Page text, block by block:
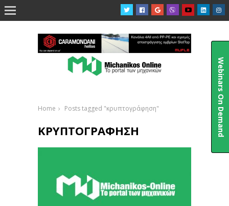

Home Posts tagged "κρυπτογράφηση"
ΚΡΥΠΤΟΓΡΆΦΗΣΗ Webinars On Demand